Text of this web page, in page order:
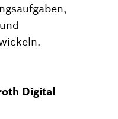
Digital